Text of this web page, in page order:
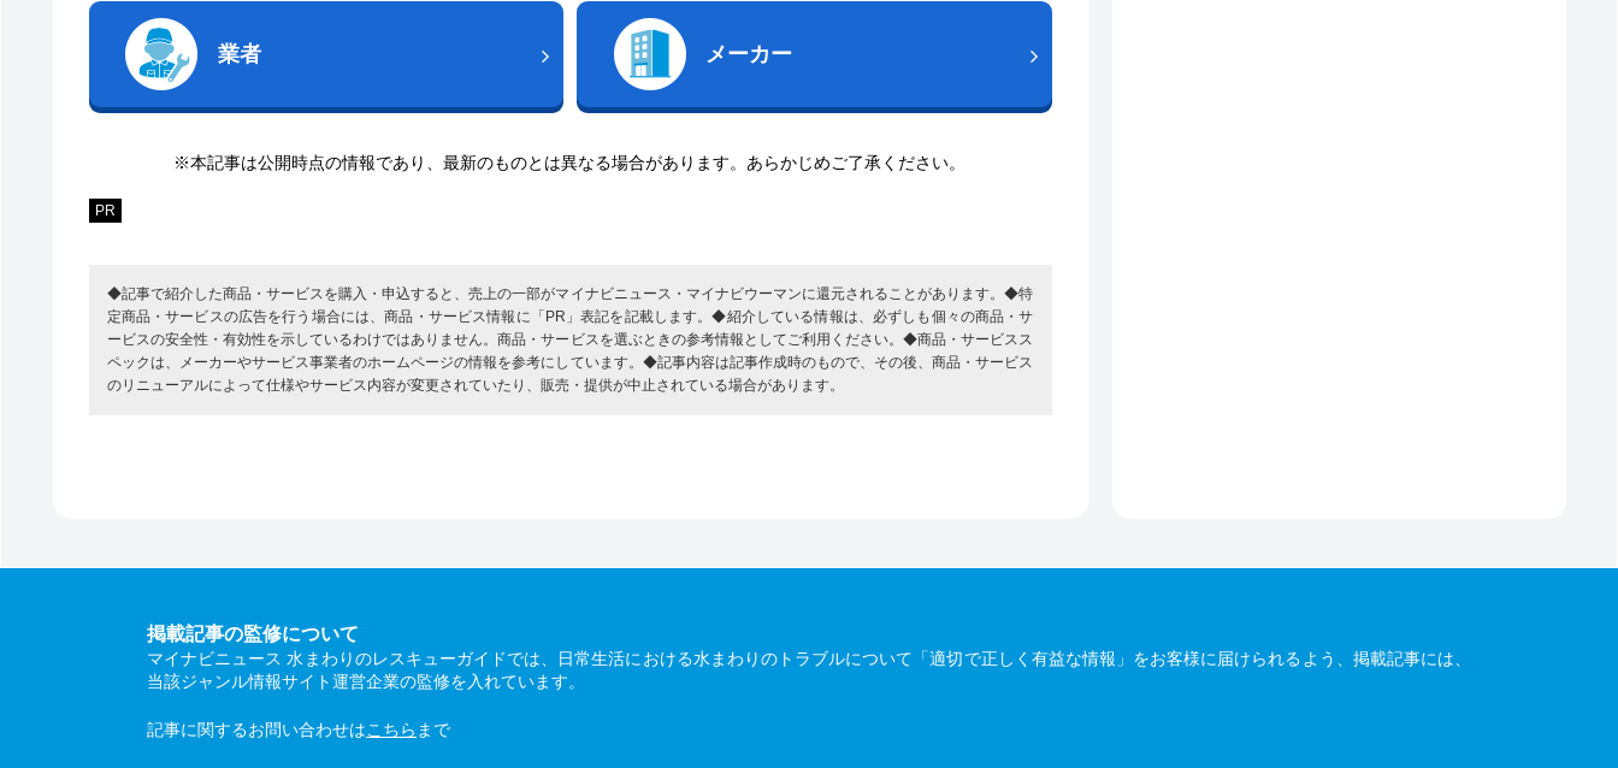
業者 メーカー
※本記事は公開時点の情報であり、最新のものとは異なる場合があります。あらかじめご了承ください。
PR
◆記事で紹介した商品・サービスを購入・申込すると、売上の一部がマイナビニュース・マイナビウーマンに還元されることがあります。◆特
定商品・サービスの広告を行う場合には、商品・サービス情報に「PR」表記を記載します。◆紹介している情報は、必ずしも個々の商品・サ
ービスの安全性・有効性を示しているわけではありません。商品・サービスを選ぶときの参考情報としてご利用ください。◆商品・サービスス
ペックは、メーカーやサービス事業者のホームページの情報を参考にしています。◆記事内容は記事作成時のもので、その後、商品・サービス
のリニューアルによって仕様やサービス内容が変更されていたり、販売・提供が中止されている場合があります。
掲載記事の監修について
マイナビニュース 水まわりのレスキューガイドでは、日常生活における水まわりのトラブルについて「適切で正しく有益な情報」をお客様に届けられるよう、掲載記事には、
当該ジャンル情報サイト運営企業の監修を入れています。
記事に関するお問い合わせはこちら まで